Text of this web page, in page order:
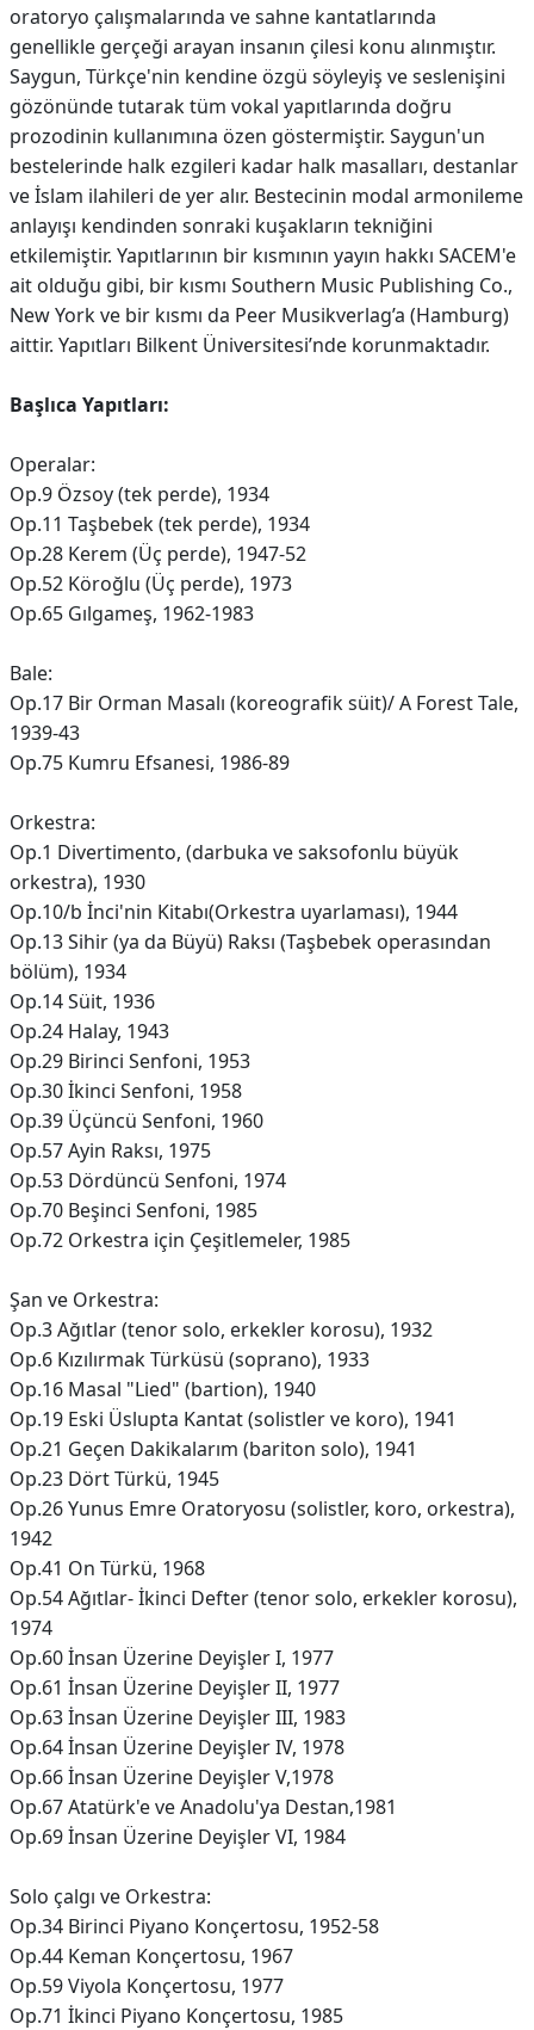
oratoryo çalışmalarında ve sahne kantatlarında
genellikle gerçeği arayan insanın çilesi konu alınmıştır.
Saygun, Türkçe'nin kendine özgü söyleyiş ve seslenişini
gözönünde tutarak tüm vokal yapıtlarında doğru
prozodinin kullanımına özen göstermiştir. Saygun'un
bestelerinde halk ezgileri kadar halk masalları, destanlar
ve İslam ilahileri de yer alır. Bestecinin modal armonileme
anlayışı kendinden sonraki kuşakların tekniğini
etkilemiştir. Yapıtlarının bir kısmının yayın hakkı SACEM'e
ait olduğu gibi, bir kısmı Southern Music Publishing Co.,
New York ve bir kısmı da Peer Musikverlag’a (Hamburg)
aittir. Yapıtları Bilkent Üniversitesi’nde korunmaktadır.
Başlıca Yapıtları:
Operalar:
Op.9 Özsoy (tek perde), 1934
Op.11 Taşbebek (tek perde), 1934
Op.28 Kerem (Üç perde), 1947-52
Op.52 Köroğlu (Üç perde), 1973
Op.65 Gılgameş, 1962-1983
Bale:
Op.17 Bir Orman Masalı (koreografik süit)/ A Forest Tale,
1939-43
Op.75 Kumru Efsanesi, 1986-89
Orkestra:
Op.1 Divertimento, (darbuka ve saksofonlu büyük
orkestra), 1930
Op.10/b İnci'nin Kitabı(Orkestra uyarlaması), 1944
Op.13 Sihir (ya da Büyü) Raksı (Taşbebek operasından
bölüm), 1934
Op.14 Süit, 1936
Op.24 Halay, 1943
Op.29 Birinci Senfoni, 1953
Op.30 İkinci Senfoni, 1958
Op.39 Üçüncü Senfoni, 1960
Op.57 Ayin Raksı, 1975
Op.53 Dördüncü Senfoni, 1974
Op.70 Beşinci Senfoni, 1985
Op.72 Orkestra için Çeşitlemeler, 1985
Şan ve Orkestra:
Op.3 Ağıtlar (tenor solo, erkekler korosu), 1932
Op.6 Kızılırmak Türküsü (soprano), 1933
Op.16 Masal "Lied" (bartion), 1940
Op.19 Eski Üslupta Kantat (solistler ve koro), 1941
Op.21 Geçen Dakikalarım (bariton solo), 1941
Op.23 Dört Türkü, 1945
Op.26 Yunus Emre Oratoryosu (solistler, koro, orkestra),
1942
Op.41 On Türkü, 1968
Op.54 Ağıtlar- İkinci Defter (tenor solo, erkekler korosu),
1974
Op.60 İnsan Üzerine Deyişler I, 1977
Op.61 İnsan Üzerine Deyişler II, 1977
Op.63 İnsan Üzerine Deyişler III, 1983
Op.64 İnsan Üzerine Deyişler IV, 1978
Op.66 İnsan Üzerine Deyişler V,1978
Op.67 Atatürk'e ve Anadolu'ya Destan,1981
Op.69 İnsan Üzerine Deyişler VI, 1984
Solo çalgı ve Orkestra:
Op.34 Birinci Piyano Konçertosu, 1952-58
Op.44 Keman Konçertosu, 1967
Op.59 Viyola Konçertosu, 1977
Op.71 İkinci Piyano Konçertosu, 1985